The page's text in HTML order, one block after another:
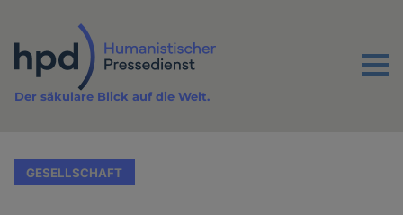
Inhalt
Menu
Der säkulare Blick auf die Welt.
GESELLSCHAFT